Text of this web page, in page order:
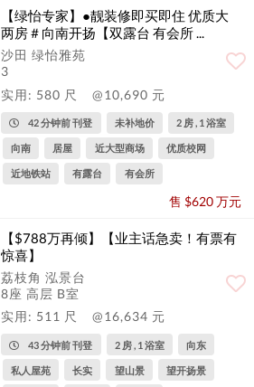
【绿怡专家】●靓装修即买即住 优质大
两房＃向南开扬【双露台 有会所 ...
沙田 绿怡雅苑
3
实用: 580 尺
@10,690 元
42 分钟前 刊登 未补地价 2 房 , 1 浴室
向南 居屋 近大型商场 优质校网
近地铁站 有露台 有会所
售 $620 万元
【$788万再倾】【业主话急卖！有票有
惊喜】
荔枝角 泓景台
8座 高层 B室
实用: 511 尺
@16,634 元
43 分钟前 刊登 2 房 , 1 浴室 向东
私人屋苑 长实 望山景 望开扬景